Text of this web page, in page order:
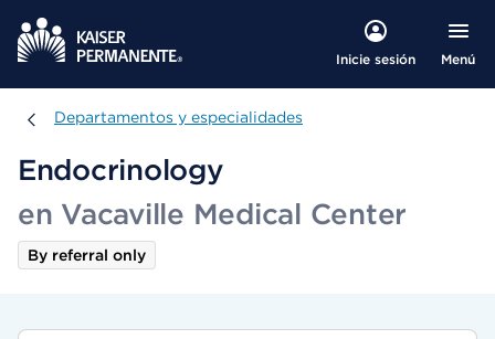
Inicie sesión Menú
Departamentos y especialidades
Departamentos y especialidades
Endocrinology
en Vacaville Medical Center
By referral only